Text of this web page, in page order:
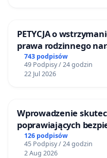
PETYCJA o
743 podpisów
49 Podpisy / 24 godzin
22 Jul 2026
Wprowadzenie
poprawiających
Żeromskiego w
126 podpisów
45 Podpisy / 24 godzin
2 Aug 2026